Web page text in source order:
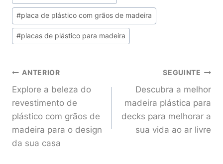
#placa de plástico com grãos de madeira
#placas de plástico para madeira
Navegação
De
Artigos
ANTERIOR
Explore a beleza do
revestimento de
plástico com grãos de
madeira para o design
da sua casa
SEGUINTE
Descubra a melhor
madeira plástica para
decks para melhorar a
sua vida ao ar livre